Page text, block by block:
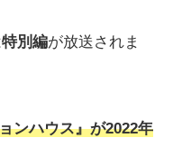
特別編が放送されま
ンハウス』が2022年